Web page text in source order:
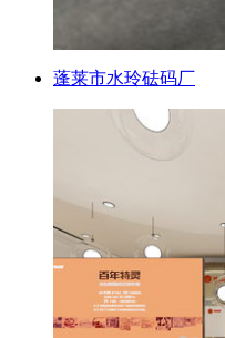
蓬莱市水玲砝码厂